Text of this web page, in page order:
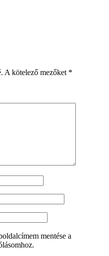
A kötelező mezőket *
mentése a